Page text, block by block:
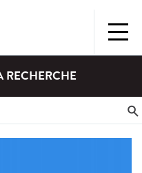
RECHERCHE